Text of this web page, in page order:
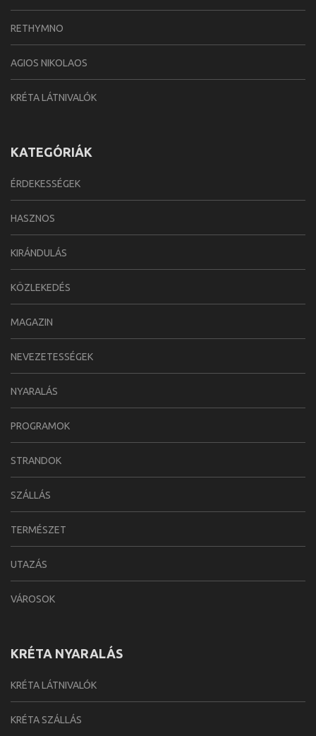
RETHYMNO
AGIOS NIKOLAOS
KRÉTA LÁTNIVALÓK
KATEGÓRIÁK
ÉRDEKESSÉGEK
HASZNOS
KIRÁNDULÁS
KÖZLEKEDÉS
MAGAZIN
NEVEZETESSÉGEK
NYARALÁS
PROGRAMOK
STRANDOK
SZÁLLÁS
TERMÉSZET
UTAZÁS
VÁROSOK
KRÉTA NYARALÁS
KRÉTA LÁTNIVALÓK
KRÉTA SZÁLLÁS